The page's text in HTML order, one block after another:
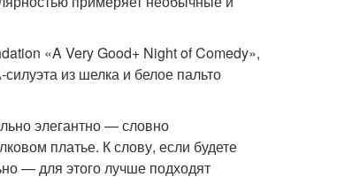
«A Very Good+ Night of Comedy»,
из шелка и белое пальто
элегантно — словно
платье. К слову, если будете
— для этого лучше подходят